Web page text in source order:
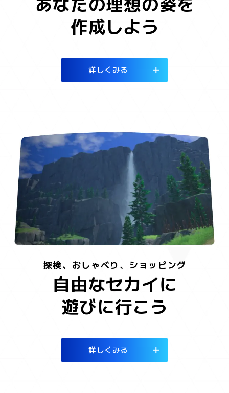
あなたの理想の姿を
作成しよう
詳しくみる
探検、おしゃべり、ショッピング
自由なセカイに
遊びに行こう
詳しくみる